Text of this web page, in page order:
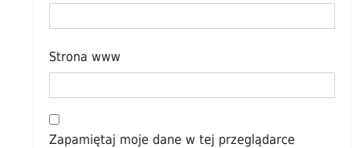
Strona www
Zapamiętaj moje dane w tej przeglądarce